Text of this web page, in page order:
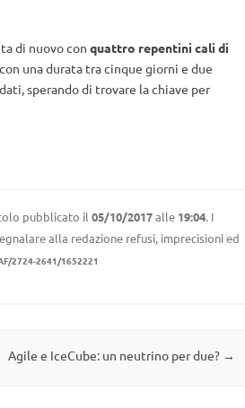
di nuovo con quattro repentini cali di
una durata tra cinque giorni e due
sperando di trovare la chiave per
pubblicato il 05/10/2017alle 19:04. I
alla redazione refusi, imprecisioni ed
2724-2641/1652221
Agile e IceCube: un neutrino per due? →